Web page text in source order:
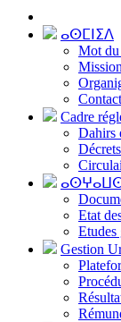
ⴰⵙⵎⵏⵉⴷ
Mot
Contact
Cadre
Dahirs
Etat
Etudes
Gestion